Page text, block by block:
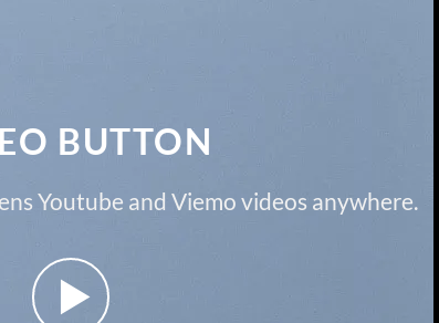
BUTTON
Youtube and Viemo videos anywhere.